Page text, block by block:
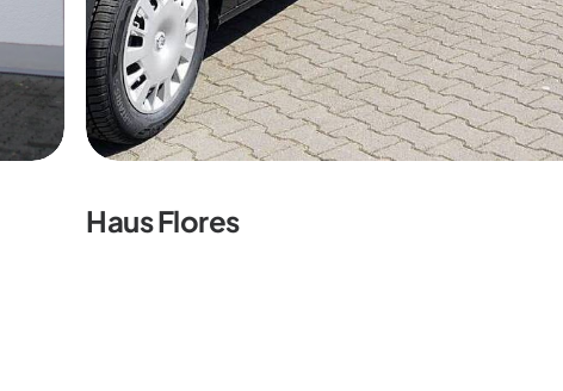
Haus Flores